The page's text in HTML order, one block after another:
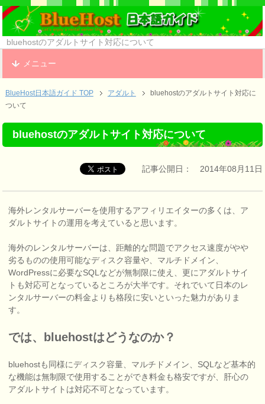
bluehostのアダルトサイト対応について
メニュー
BlueHost日本語ガイド TOP アダルト
bluehostのアダルトサイト対応に
ついて
bluehostのアダルトサイト対応について
記事公開日： 2014年08月11日
海外レンタルサーバーを使用するアフィリエイターの多くは、ア
ダルトサイトの運用を考えていると思います。
海外のレンタルサーバーは、距離的な問題でアクセス速度がやや
劣るものの使用可能なディスク容量や、マルチドメイン、
WordPressに必要なSQLなどが無制限に使え、更にアダルトサイ
トも対応可となっているところが大半です。それでいて日本のレ
ンタルサーバーの料金よりも格段に安いといった魅力がありま
す。
では、bluehostはどうなのか？
bluehostも同様にディスク容量、マルチドメイン、SQLなど基本的
な機能は無制限で使用することができ料金も格安ですが、肝心の
アダルトサイトは対応不可となっています。